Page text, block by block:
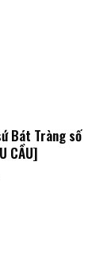
Bát Tràng số
CẦU]